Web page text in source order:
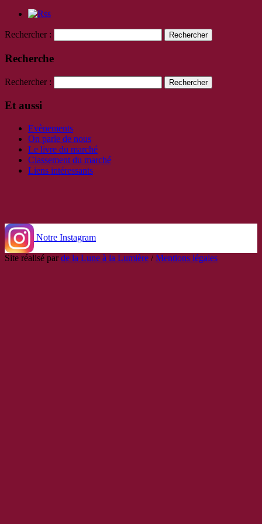
Rechercher :
Recherche
Rechercher :
Et aussi
Evènements
On parle de nous
Le livre du marché
Classement du marché
Liens intéressants
Notre Instagram
Site réalisé parde la Lune à la Lumière /Mentions légales